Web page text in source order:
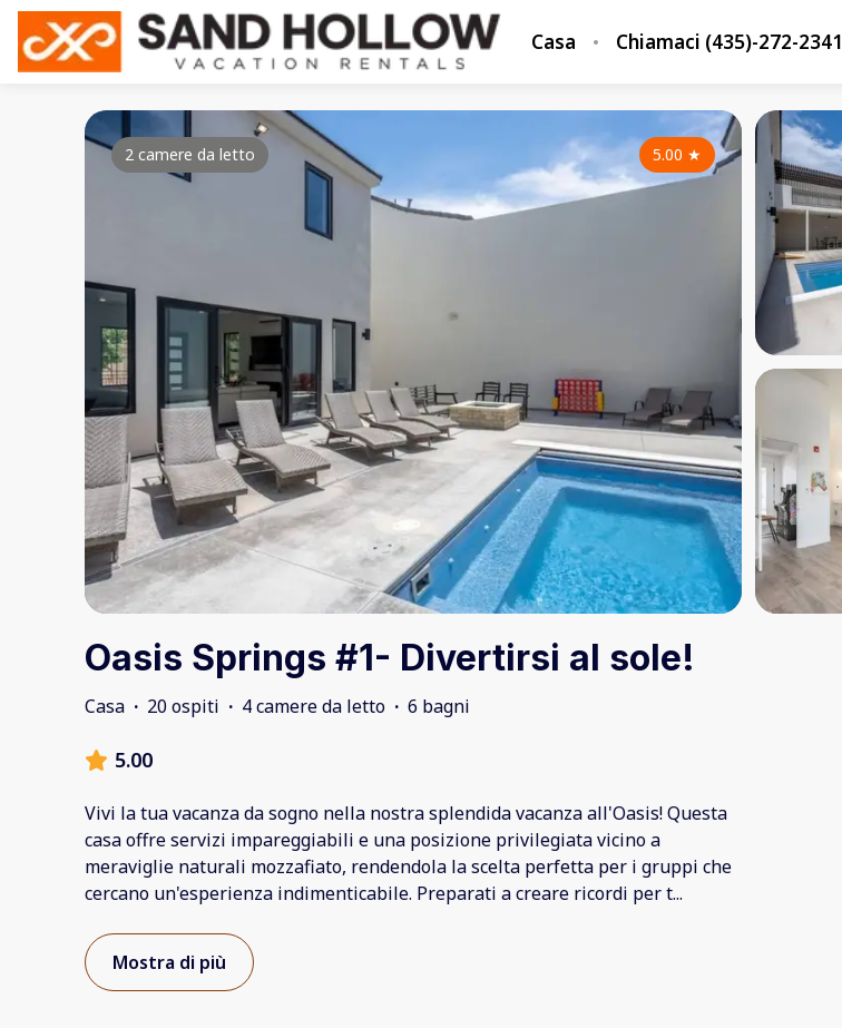
Casa Chiamaci (435)-272-2341
5.00 ★
2 camere da letto
Oasis Springs #1- Divertirsi al sole!
Casa · 20 ospiti · 4 camere da letto · 6 bagni
5.00
Vivi la tua vacanza da sogno nella nostra splendida vacanza all'Oasis! Questa
casa offre servizi impareggiabili e una posizione privilegiata vicino a
meraviglie naturali mozzafiato, rendendola la scelta perfetta per i gruppi che
cercano un'esperienza indimenticabile. Preparati a creare ricordi per t...
Mostra di più